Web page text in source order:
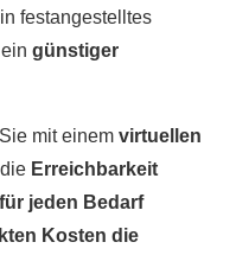
festangestelltes
günstiger
mit einem virtuellen
Erreichbarkeit
jeden Bedarf
Kosten die